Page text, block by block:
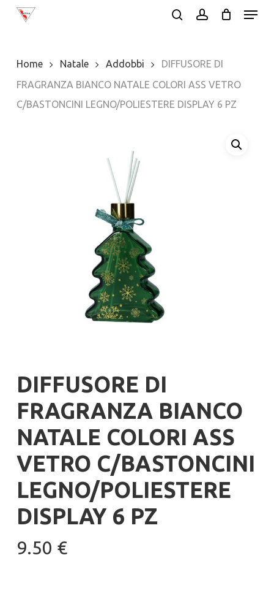
Skip
content
Menu
Home Natale Addobbi
DIFFUSORE DI
FRAGRANZA BIANCO NATALE COLORI ASS VETRO
C/BASTONCINI LEGNO/POLIESTERE DISPLAY 6 PZ
DIFFUSORE DI
FRAGRANZA BIANCO
NATALE COLORI ASS
VETRO C/BASTONCINI
LEGNO/POLIESTERE
DISPLAY 6 PZ
9.50 €